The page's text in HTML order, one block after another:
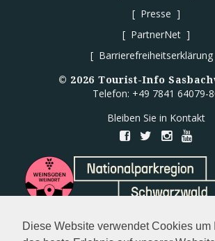
Diese Website verwendet Cookies um
Presse
PartnerNet
Barrierefreiheitserklärung
© 2026 Tourist-Info
Telefon: +49 7841 64079-
Bleiben Sie in Kontakt